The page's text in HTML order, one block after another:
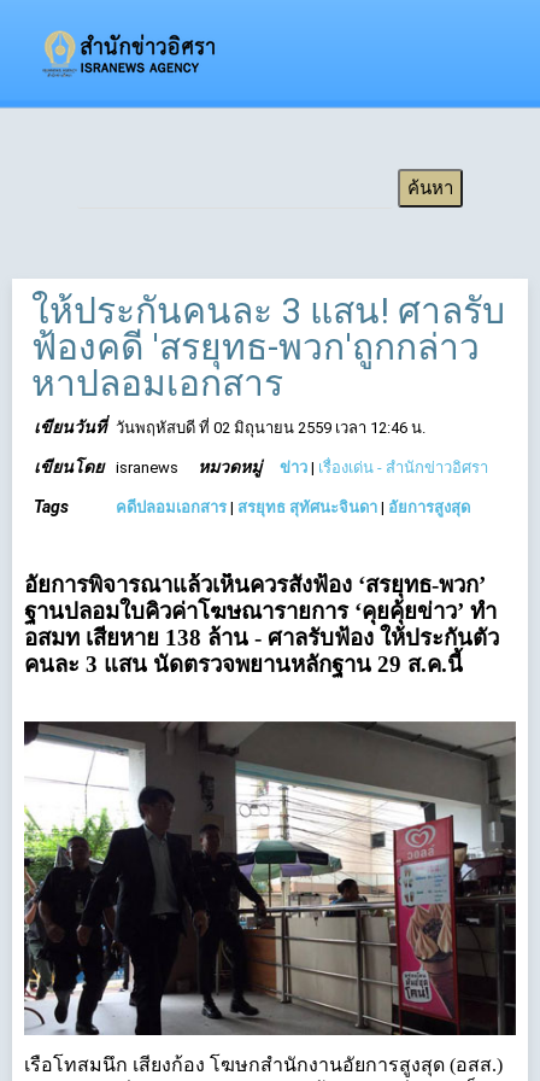
ให้ประกันคนละ 3 แสน! ศาลรับ
ฟ้องคดี 'สรยุทธ-พวก'ถูกกล่าว
หาปลอมเอกสาร
เขียนวันที่ วันพฤหัสบดี ที่ 02 มิถุนายน 2559 เวลา 12:46 น.
เขียนโดย isranews หมวดหมู่ ข่าว | เรื่องเด่น - สำนักข่าวอิศรา
Tags คดีปลอมเอกสาร | สรยุทธ สุทัศนะจินดา | อัยการสูงสุด
อัยการพิจารณาแล้วเห็นควรสั่งฟ้อง ‘สรยุทธ-พวก’
ฐานปลอมใบคิวค่าโฆษณารายการ ‘คุยคุ้ยข่าว’ ทำ
อสมท เสียหาย 138 ล้าน - ศาลรับฟ้อง ให้ประกันตัว
คนละ 3 แสน นัดตรวจพยานหลักฐาน 29 ส.ค.นี้
เรือโทสมนึก เสียงก้อง โฆษกสำนักงานอัยการสูงสุด (อสส.)